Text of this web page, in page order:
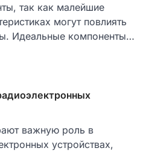
так как малейшие
могут повлиять
Идеальные компоненты…
важную роль в
устройствах,